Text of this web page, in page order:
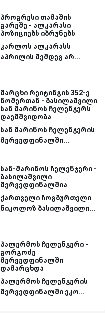
პროგრესი თამაშის
გარეშე - ალკარასი
პოზიციებს იბრუნებს
კარლოს ალკარასს
აპრილის შემდეგ არ...
მარცხი რეიტინგის 352-ე
ნომერთან - ბასილაშვილი
სან მარინოს ჩელენჯერს
დაემშვიდობა
სან მარინოს ჩელენჯერის
მერვედფინალში...
სან-მარინოს ჩელენჯერი -
ბასილაშვილი
მერვედფინალშია
ქართველი ჩოგბურთელი
ნიკოლოზ ბასილაშვილი...
პალერმოს ჩელენჯერი -
გორგოძე
მერვედფინალში
დამარცხდა
პალერმოს ჩელენჯერის
მერვედფინალში ეკო...